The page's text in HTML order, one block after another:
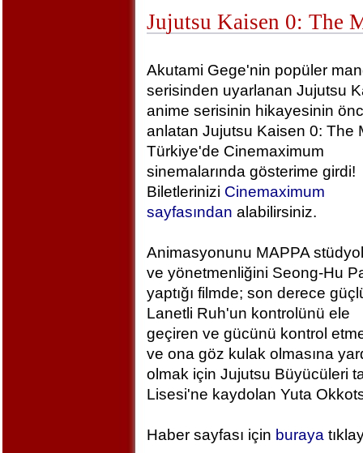
Jujutsu Kaisen 0: The
Akutami Gege'nin popüler
serisinden uyarlanan Jujutsu
anime serisinin hikayesinin
anlatan Jujutsu Kaisen 0: The
Türkiye'de Cinemaximum
sinemalarında gösterime girdi!
Biletlerinizi Cinemaximum
sayfasından alabilirsiniz.
Animasyonunu MAPPA
ve yönetmenliğini Seong-Hu
yaptığı filmde; son derece
Lanetli Ruh'un kontrolünü ele
geçiren ve gücünü kontrol
ve ona göz kulak olmasına
olmak için Jujutsu Büyücüleri
Lisesi'ne kaydolan Yuta
Haber sayfası için buraya